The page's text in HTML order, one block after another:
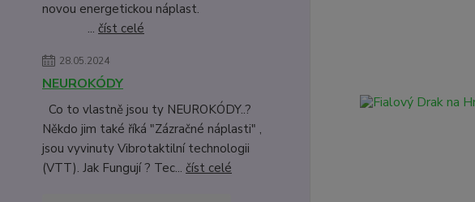
novou energetickou náplast.
... číst celé
28.05.2024
NEUROKÓDY
Co to vlastně jsou ty NEUROKÓDY..?
Někdo jim také říká "Zázračné náplasti" ,
jsou vyvinuty Vibrotaktilní technologii
(VTT). Jak Fungují ? Tec... číst celé